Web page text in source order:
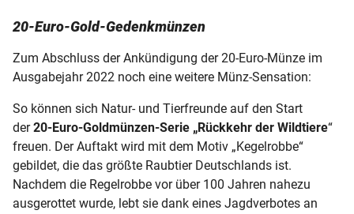
20-Euro-Gold-Gedenkmünzen
Zum Abschluss der Ankündigung der 20-Euro-Münze im
Ausgabejahr 2022 noch eine weitere Münz-Sensation:
So können sich Natur- und Tierfreunde auf den Start
der20-Euro-Goldmünzen-Serie „Rückkehr der Wildtiere“
freuen. Der Auftakt wird mit dem Motiv „Kegelrobbe“
gebildet, die das größte Raubtier Deutschlands ist.
Nachdem die Regelrobbe vor über 100 Jahren nahezu
ausgerottet wurde, lebt sie dank eines Jagdverbotes an